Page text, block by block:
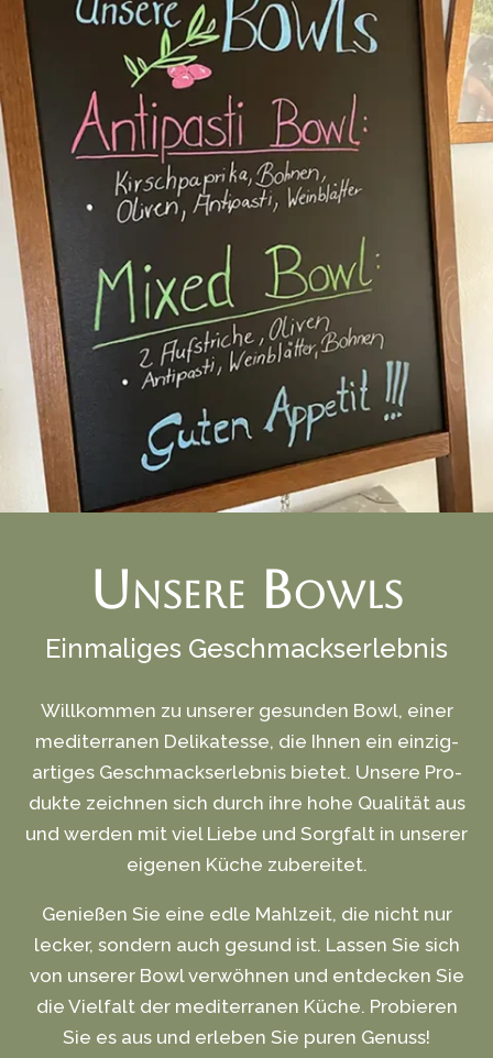
Unsere Bowls
Einmaliges Geschmacks­erlebnis
Willkommen zu unserer gesunden Bowl, einer
medi­ter­ran­en Delikatesse, die Ihnen ein einzig­
artiges Geschmacks­erlebnis bietet. Unsere Pro­
dukte zeichnen sich durch ihre hohe Qualität aus
und werden mit viel Liebe und Sorgfalt in unserer
eigenen Küche zubereitet.
Genießen Sie eine edle Mahlzeit, die nicht nur
lecker, sondern auch gesund ist. Lassen Sie sich
von unserer Bowl verwöhnen und entdecken Sie
die Vielfalt der mediterranen Küche. Probieren
Sie es aus und erleben Sie puren Genuss!